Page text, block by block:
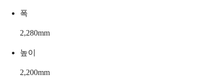
폭
2,280mm
높이
2,200mm